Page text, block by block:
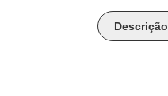
Descrição